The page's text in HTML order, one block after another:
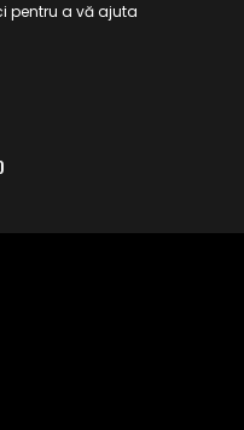
pentru a vă ajuta